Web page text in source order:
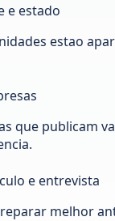
e estado
estao
que publicam
e entrevista
melhor